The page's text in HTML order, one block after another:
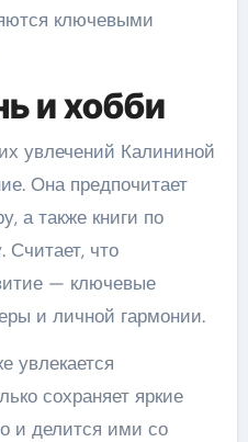
ключевыми
и хобби
увлечений Калининой
Она предпочитает
а также книги по
Считает, что
— ключевые
и личной гармонии.
увлекается
сохраняет яркие
и делится ими со